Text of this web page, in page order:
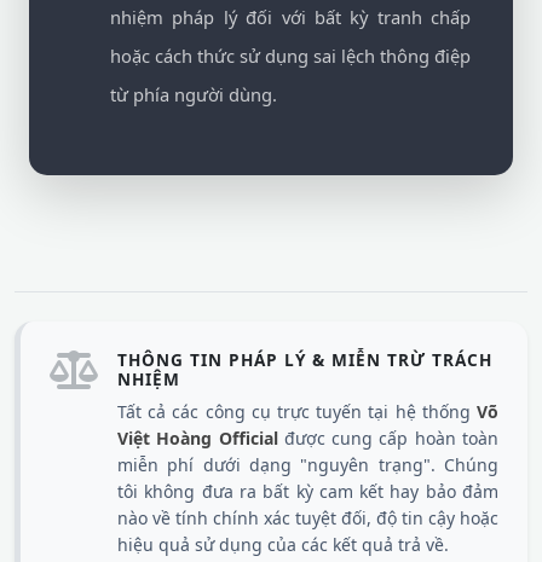
nhiệm pháp lý đối với bất kỳ tranh chấp
hoặc cách thức sử dụng sai lệch thông điệp
từ phía người dùng.
THÔNG TIN PHÁP LÝ & MIỄN TRỪ TRÁCH
NHIỆM
Tất cả các công cụ trực tuyến tại hệ thống Võ
Việt Hoàng Officialđược cung cấp hoàn toàn
miễn phí dưới dạng "nguyên trạng". Chúng
tôi không đưa ra bất kỳ cam kết hay bảo đảm
nào về tính chính xác tuyệt đối, độ tin cậy hoặc
hiệu quả sử dụng của các kết quả trả về.